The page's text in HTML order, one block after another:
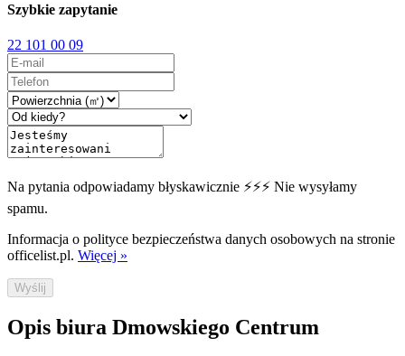
Szybkie zapytanie
22 101 00 09
Na pytania odpowiadamy błyskawicznie ⚡⚡⚡ Nie wysyłamy
spamu.
Informacja o polityce bezpieczeństwa danych osobowych na stronie
officelist.pl. Więcej »
Wyślij
Opis biura Dmowskiego Centrum